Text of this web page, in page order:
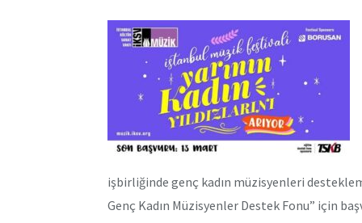
işbirliğinde genç kadın müzisyenleri
Genç Kadın Müzisyenler Destek Fonu” için